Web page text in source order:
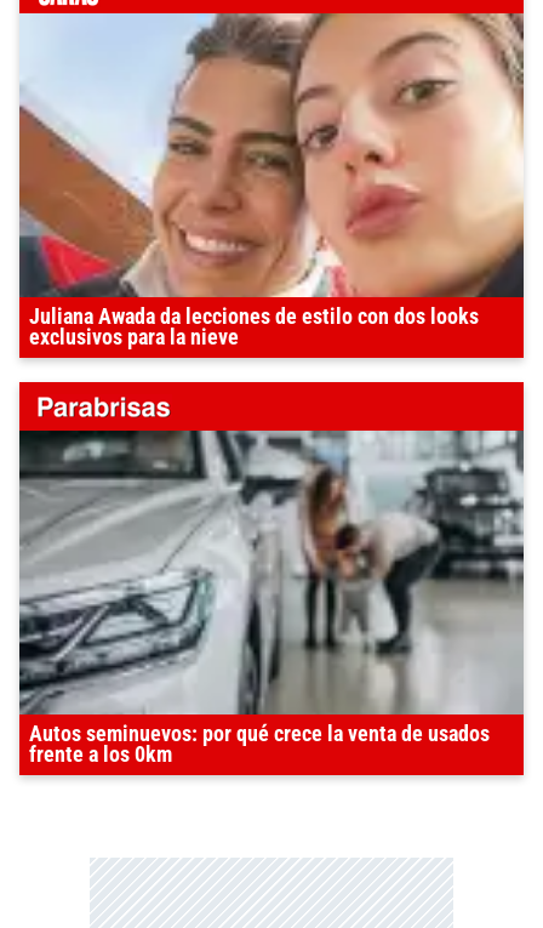
Juliana Awada da lecciones de estilo con dos looks
exclusivos para la nieve
Autos seminuevos: por qué crece la venta de usados
frente a los 0km